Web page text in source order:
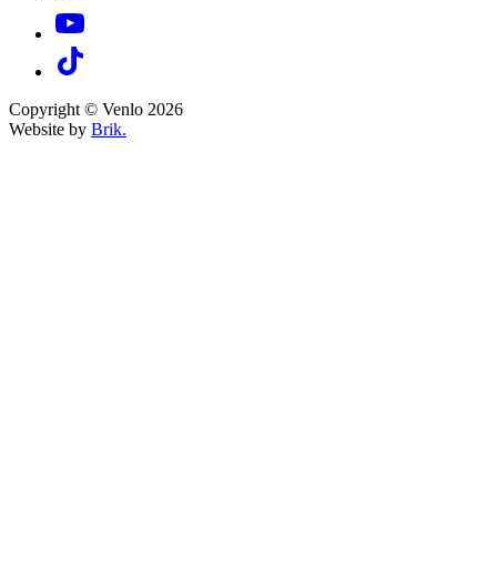
Copyright © Venlo 2026
Website by Brik.